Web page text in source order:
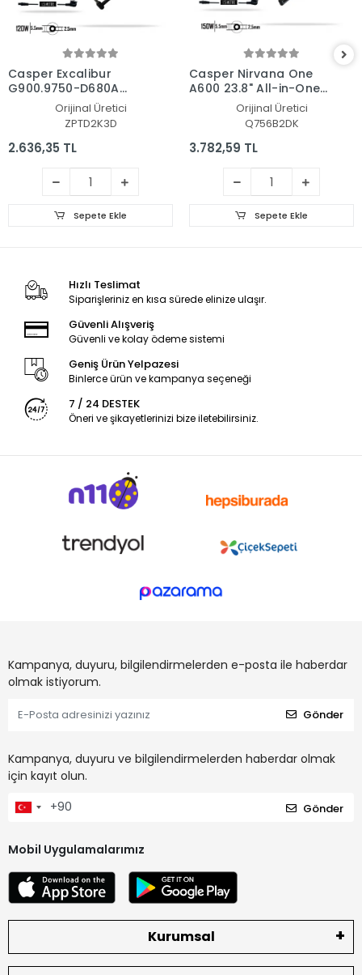
Casper Excalibur
G900.9750-D680A
Adaptör Şarj Aleti-
Orijinal Üretici
ZPTD2K3D
2.636,35 TL
Sepete Ekle
Casper Nirvana One
A600 23.8" All-in-One
Adaptör Şarj Aleti-
Orijinal Üretici
Q756B2DK
3.782,59 TL
Sepete Ekle
Hızlı Teslimat
Siparişleriniz en kısa sürede elinize ulaşır.
Güvenli Alışveriş
Güvenli ve kolay ödeme sistemi
Geniş Ürün Yelpazesi
Binlerce ürün ve kampanya seçeneği
7 / 24 DESTEK
Öneri ve şikayetlerinizi bize iletebilirsiniz.
Kampanya, duyuru, bilgilendirmelerden e-posta ile haberdar
olmak istiyorum.
Gönder
Kampanya, duyuru ve bilgilendirmelerden haberdar olmak
için kayıt olun.
Gönder
Mobil Uygulamalarımız
Kurumsal